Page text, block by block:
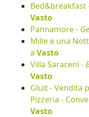
Bed&breakfast
Vasto
Pannamore -
Mille e una
a Vasto
Villa Saraceni -
Vasto
Gluit - Vendita
Pizzeria -
Vasto